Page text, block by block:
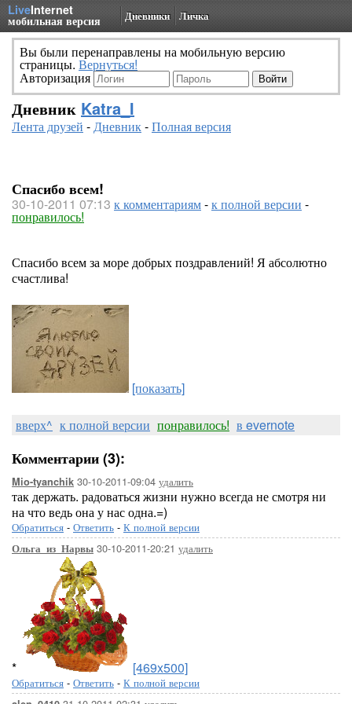
LiveInternet
мобильная версия Дневники Личка
Вы были перенаправлены на мобильную версию
страницы. Вернуться!
Авторизация
Дневник Katra_I
Лента друзей -Дневник-Полная версия
Спасибо всем!
30-10-2011 07:13 к комментариям-к полной версии -
понравилось!
Спасибо всем за море добрых поздравлений! Я абсолютно
счастлива!
[показать]
вверх^ к полной версии понравилось! в evernote
Комментарии (3):
Mio-tyanchik 30-10-2011-09:04 удалить
так держать. радоваться жизни нужно всегда не смотря ни
на что ведь она у нас одна.=)
Обратиться - Ответить - К полной версии
Ольга_из_Нарвы 30-10-2011-20:21 удалить
* [469x500]
Обратиться - Ответить - К полной версии